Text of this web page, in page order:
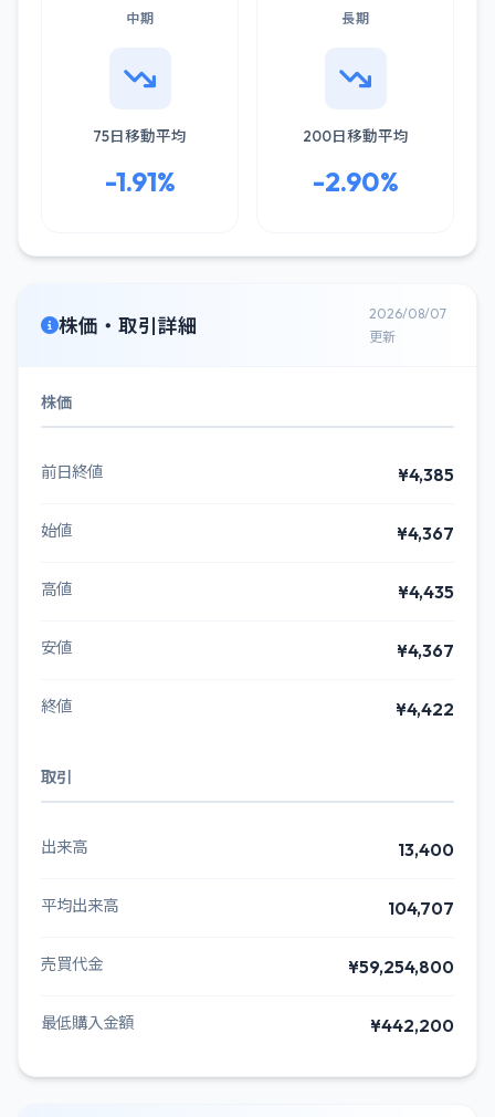
中期
75日移動平均
-1.91%
長期
200日移動平均
-2.90%
株価・取引詳細
2026/08/07
更新
株価
前日終値 ¥4,385
始値 ¥4,367
高値 ¥4,435
安値 ¥4,367
終値 ¥4,422
取引
出来高 13,400
平均出来高 104,707
売買代金 ¥59,254,800
最低購入金額 ¥442,200